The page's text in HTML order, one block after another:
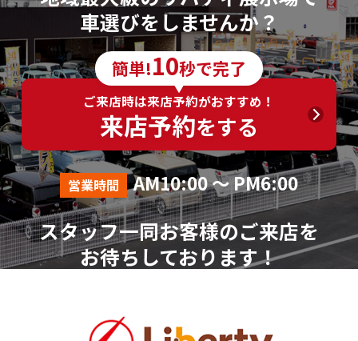
車選びをしませんか？
簡単!10秒で完了
ご来店時は来店予約がおすすめ！
来店予約をする
営業時間 AM10:00 ～ PM6:00
スタッフ一同お客様のご来店を
お待ちしております！